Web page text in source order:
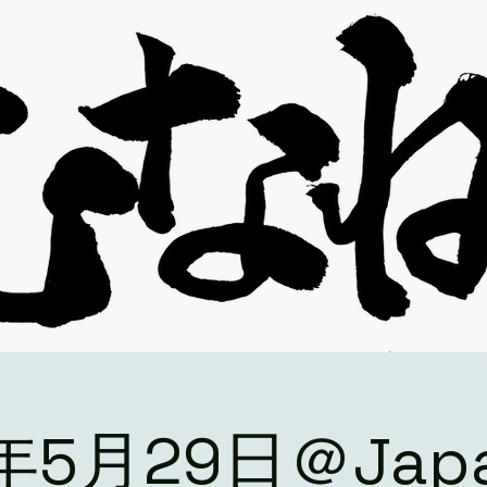
5月29日＠